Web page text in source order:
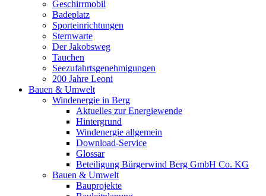
Geschirrmobil
Badeplatz
Sporteinrichtungen
Sternwarte
Der Jakobsweg
Tauchen
Seezufahrtsgenehmigungen
200 Jahre Leoni
Bauen & Umwelt
Windenergie in Berg
Aktuelles zur Energiewende
Hintergrund
Windenergie allgemein
Download-Service
Glossar
Beteiligung Bürgerwind Berg GmbH Co. KG
Bauen & Umwelt
Bauprojekte